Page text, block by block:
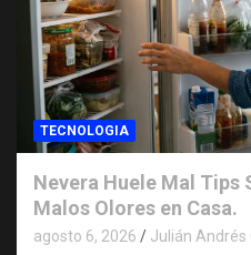
TECNOLOGIA
Nevera Huele Mal Tips
Malos Olores en Casa.
agosto 6, 2026 Julián Andrés